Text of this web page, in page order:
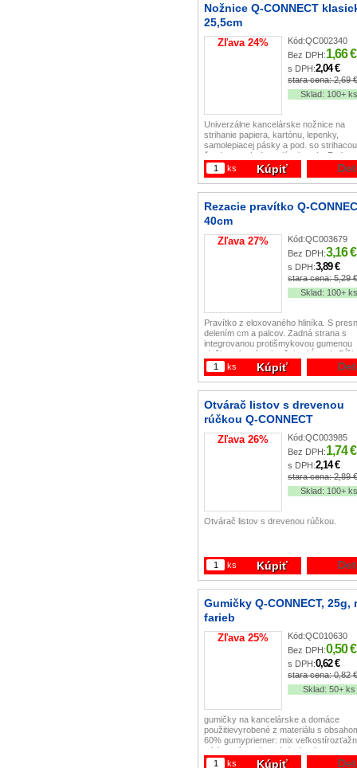
Nožnice Q-CONNECT
25,5cm
Zľava24% Kód:QC002340
Bez DPH:1,66 €
s DPH:2,04 €
stara cena:2,69
Sklad: 100+
Univerzálne kancelárske nožnice na
strihanie papiera, kartónu, lepenky,
samolepiacej pásky a pod. so strihacou
časťou z nehrdzavejúcej ocele. Farba
čierna.Veľkosť: 25,5 cm.Nožnice sú
ks Kúpiť
Rezacie pravítko Q-
40cm
Zľava27% Kód:QC003679
Bez DPH:3,16 €
s DPH:3,89 €
stara cena:5,29
Sklad: 100+
Pravítko z eloxovaného hliníka. S
delením cm a palcov. Zadná strana s
integrovanou protišmykovou gumenou
vložkou, ktorá zabraňuje
cm
ks Kúpiť
Otvárač listov s drevenou
rúčkou Q-CONNECT
Zľava26% Kód:QC003985
Bez DPH:1,74 €
s DPH:2,14 €
stara cena:2,89
Sklad: 100+
Otvárač listov s drevenou rúčkou.
ks Kúpiť
Gumičky Q-CONNECT, 25g,
farieb
Zľava25% Kód:QC010630
Bez DPH:0,50 €
s DPH:0,62 €
stara cena:0,82
Sklad:50+ ks
gumičky na kancelárske a domáce
použitievyrobené z materiálu s
60% gumypriemer: mix
v laboratórnych podmienkach:
550%hmotnosť balenia: 25gmix farieb
ks Kúpiť